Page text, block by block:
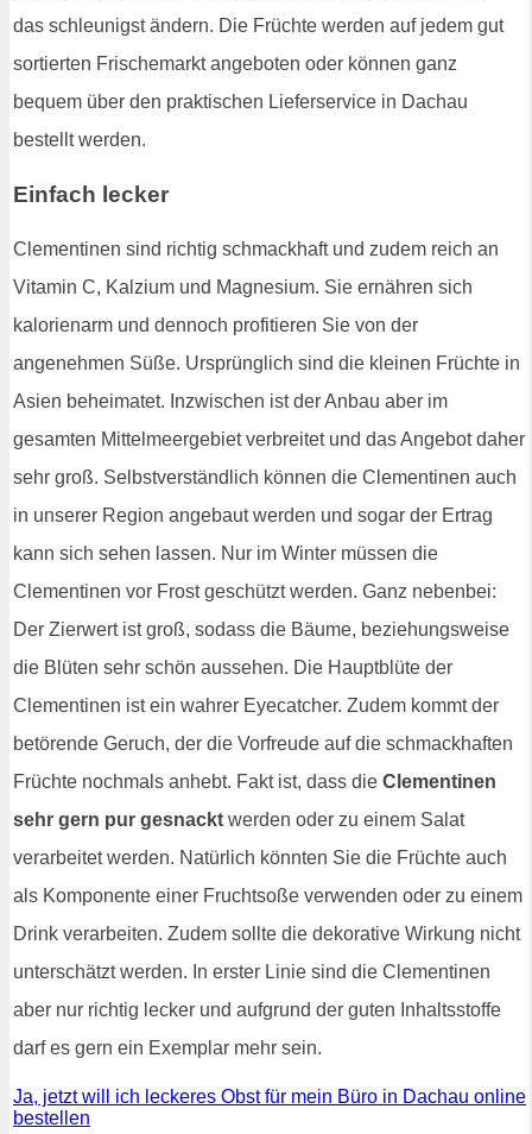
das schleunigst ändern. Die Früchte werden auf jedem gut
sortierten Frischemarkt angeboten oder können ganz
bequem über den praktischen Lieferservice in Dachau
bestellt werden.
Einfach lecker
Clementinen sind richtig schmackhaft und zudem reich an
Vitamin C, Kalzium und Magnesium. Sie ernähren sich
kalorienarm und dennoch profitieren Sie von der
angenehmen Süße. Ursprünglich sind die kleinen Früchte in
Asien beheimatet. Inzwischen ist der Anbau aber im
gesamten Mittelmeergebiet verbreitet und das Angebot daher
sehr groß. Selbstverständlich können die Clementinen auch
in unserer Region angebaut werden und sogar der Ertrag
kann sich sehen lassen. Nur im Winter müssen die
Clementinen vor Frost geschützt werden. Ganz nebenbei:
Der Zierwert ist groß, sodass die Bäume, beziehungsweise
die Blüten sehr schön aussehen. Die Hauptblüte der
Clementinen ist ein wahrer Eyecatcher. Zudem kommt der
betörende Geruch, der die Vorfreude auf die schmackhaften
Früchte nochmals anhebt. Fakt ist, dass die Clementinen
sehr gern pur gesnackt werden oder zu einem Salat
verarbeitet werden. Natürlich könnten Sie die Früchte auch
als Komponente einer Fruchtsoße verwenden oder zu einem
Drink verarbeiten. Zudem sollte die dekorative Wirkung nicht
unterschätzt werden. In erster Linie sind die Clementinen
aber nur richtig lecker und aufgrund der guten Inhaltsstoffe
darf es gern ein Exemplar mehr sein.
Ja, jetzt will ich leckeres Obst für mein Büro in Dachau online
bestellen